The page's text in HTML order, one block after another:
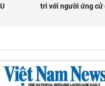
tri với người ứng cử